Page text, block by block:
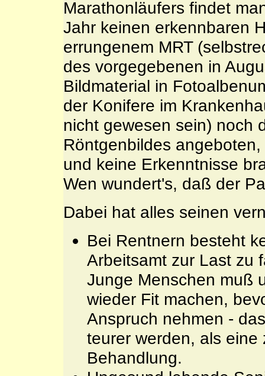
Marathonläufers findet
Jahr keinen erkennbaren
errungenem MRT
des vorgegebenen in
Bildmaterial in
der Konifere im
nicht gewesen sein) noch
Röntgenbildes
und keine Erkenntnisse
Wen wundert's, daß der
Dabei hat alles seinen
Bei Rentnern besteht
Arbeitsamt zur Last zu
Junge Menschen muß
wieder Fit machen,
Anspruch nehmen -
teurer werden, als
Behandlung.